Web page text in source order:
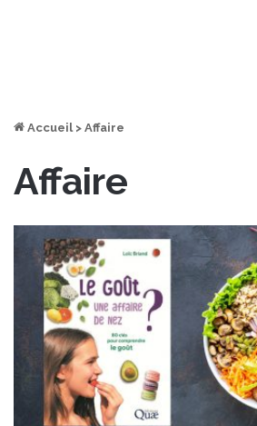
Accueil > Affaire
Affaire